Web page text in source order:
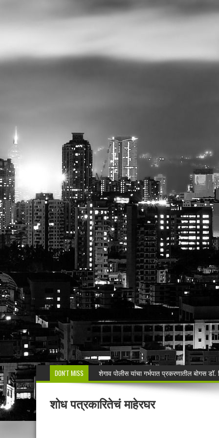
DON'T MISS
शेगाव पोलीस यांचा गर्भपात प्रकरणातील बोगस
मनसेच्या तालुका अध्यक्षा कल्पना पोतर्लावार यांनी
वरोरा येथे कारगिल विजयदीन साजरा Kargil
🚨 धडाकेबाज कारवाई! LCBच्या थरारक
वाढदिवसाचा आनंद हिरवाईला अर्पण; रुपेश
शोध पत्रकारितेचं माहेरघर